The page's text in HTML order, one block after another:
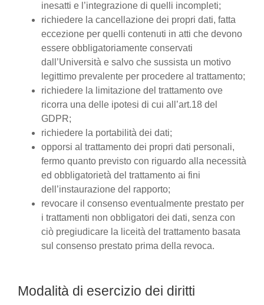
inesatti e l’integrazione di quelli incompleti;
richiedere la cancellazione dei propri dati, fatta
eccezione per quelli contenuti in atti che devono
essere obbligatoriamente conservati
dall’Università e salvo che sussista un motivo
legittimo prevalente per procedere al trattamento;
richiedere la limitazione del trattamento ove
ricorra una delle ipotesi di cui all’art.18 del
GDPR;
richiedere la portabilità dei dati;
opporsi al trattamento dei propri dati personali,
fermo quanto previsto con riguardo alla necessità
ed obbligatorietà del trattamento ai fini
dell’instaurazione del rapporto;
revocare il consenso eventualmente prestato per
i trattamenti non obbligatori dei dati, senza con
ciò pregiudicare la liceità del trattamento basata
sul consenso prestato prima della revoca.
Modalità di esercizio dei diritti